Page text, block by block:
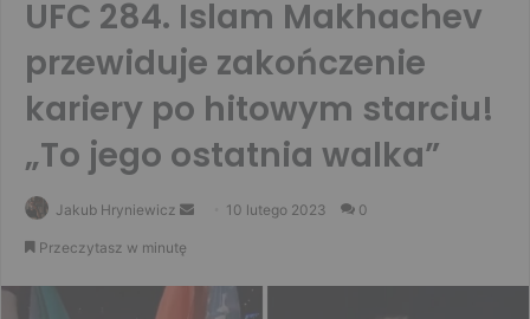
UFC 284. Islam Makhachev
przewiduje zakończenie
kariery po hitowym starciu!
„To jego ostatnia walka”
Jakub Hryniewicz
Send 10 lutego 2023 0
Przeczytasz w minutę